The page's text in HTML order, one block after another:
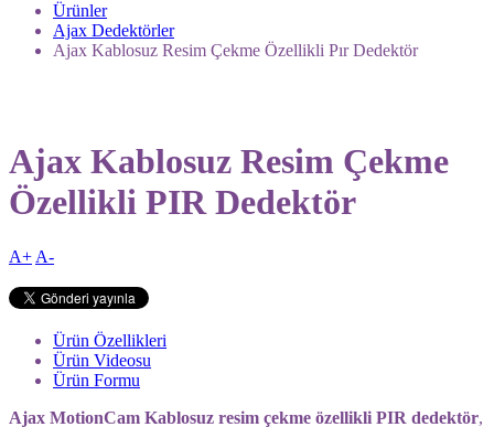
Ürünler
Ajax Dedektörler
Ajax Kablosuz Resim Çekme Özellikli Pır Dedektör
Ajax Kablosuz Resim Çekme
Özellikli PIR Dedektör
A+ A-
Ürün Özellikleri
Ürün Videosu
Ürün Formu
Ajax MotionCam Kablosuz resim çekme özellikli PIR dedektör,